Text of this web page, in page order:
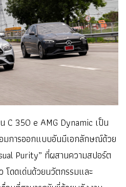
C 350 e AMG Dynamic เป็น
มการออกแบบอันมีเอกลักษณ์ด้วย
Purity” ที่ผสานความสปอร์ต
โดดเด่นด้วยนวัตกรรมและ